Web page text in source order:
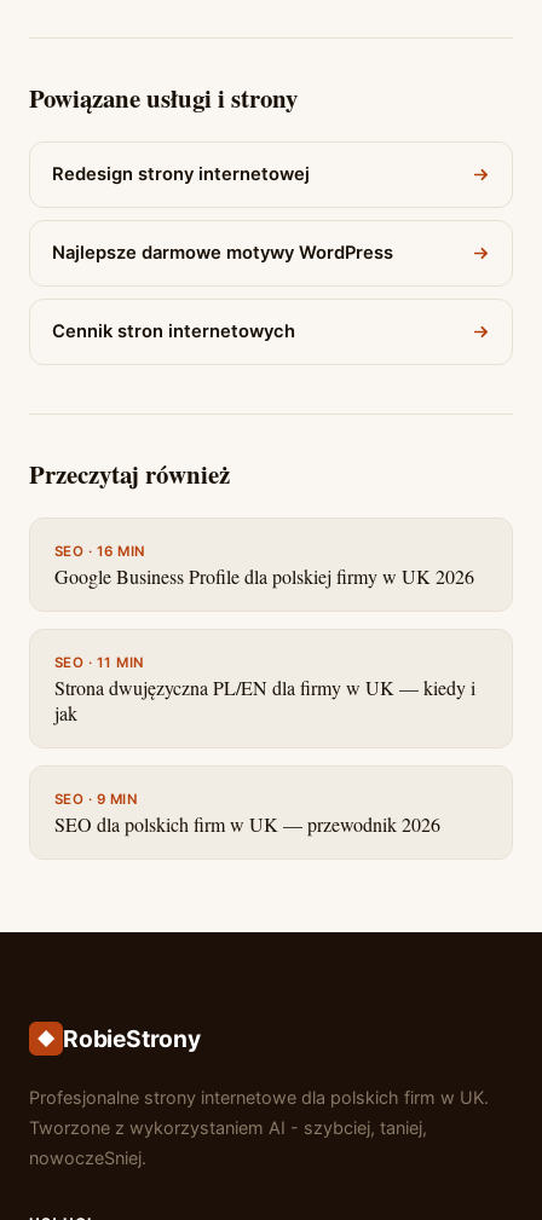
Powiązane usługi i strony
Redesign strony internetowej
Najlepsze darmowe motywy WordPress
Cennik stron internetowych
Przeczytaj również
SEO · 16 MIN
Google Business Profile dla polskiej firmy w UK 2026
SEO · 11 MIN
Strona dwujęzyczna PL/EN dla firmy w UK — kiedy i
jak
SEO · 9 MIN
SEO dla polskich firm w UK — przewodnik 2026
RobieStrony
Profesjonalne strony internetowe dla polskich firm w UK.
Tworzone z wykorzystaniem AI - szybciej, taniej,
nowoczeSniej.